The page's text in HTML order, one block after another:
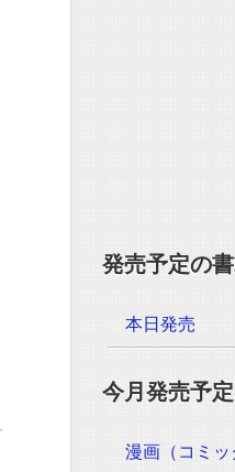
発売予定の
本日発売
今月発売予
漫画（コミッ